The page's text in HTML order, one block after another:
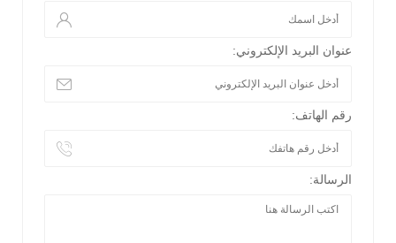
عنوان البريد الإلكتروني:
رقم الهاتف:
الرسالة: